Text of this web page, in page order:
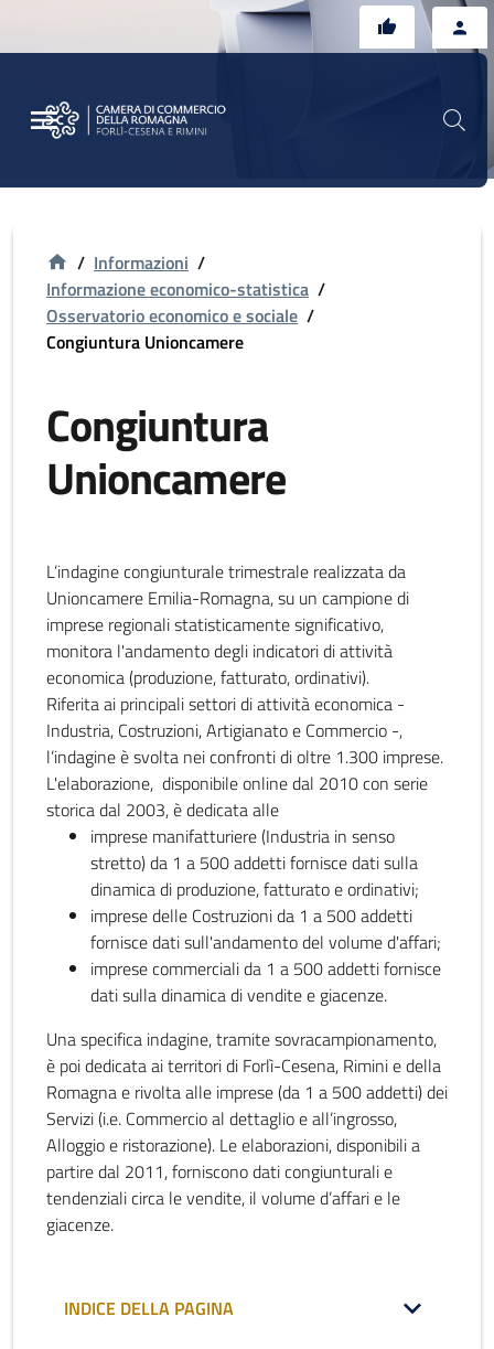
/ Informazioni /
Informazione economico-statistica /
Osservatorio economico e sociale /
Congiuntura Unioncamere
Congiuntura
Unioncamere
L’indagine congiunturale trimestrale realizzata da
Unioncamere Emilia-Romagna, su un campione di
imprese regionali statisticamente significativo,
monitora l'andamento degli indicatori di attività
economica (produzione, fatturato, ordinativi).
Riferita ai principali settori di attività economica -
Industria, Costruzioni, Artigianato e Commercio -,
l’indagine è svolta nei confronti di oltre 1.300 imprese.
L'elaborazione, disponibile online dal 2010 con serie
storica dal 2003, è dedicata alle
imprese manifatturiere (Industria in senso
stretto) da 1 a 500 addetti fornisce dati sulla
dinamica di produzione, fatturato e ordinativi;
imprese delle Costruzioni da 1 a 500 addetti
fornisce dati sull'andamento del volume d'affari;
imprese commerciali da 1 a 500 addetti fornisce
dati sulla dinamica di vendite e giacenze.
Una specifica indagine, tramite sovracampionamento,
è poi dedicata ai territori di Forlì-Cesena, Rimini e della
Romagna e rivolta alle imprese (da 1 a 500 addetti) dei
Servizi (i.e. Commercio al dettaglio e all’ingrosso,
Alloggio e ristorazione). Le elaborazioni, disponibili a
partire dal 2011, forniscono dati congiunturali e
tendenziali circa le vendite, il volume d’affari e le
giacenze.
INDICE DELLA PAGINA